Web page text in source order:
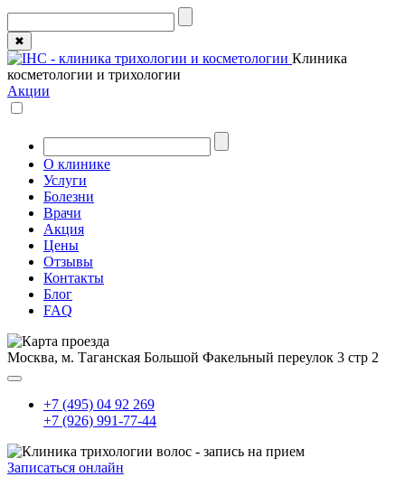
✖
Клиника
косметологии и трихологии
Акции
О клинике
Услуги
Болезни
Врачи
Акция
Цены
Отзывы
Контакты
Блог
FAQ
Москва, м. Таганская Большой Факельный переулок 3 стр 2
+7 (495) 04 92 269
+7 (926) 991-77-44
Записаться онлайн